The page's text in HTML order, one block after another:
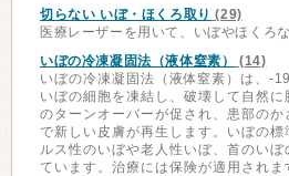
切らない いぼ・ほくろ取り (29)
医療レーザーを用いて、いぼやほくろ
いぼの冷凍凝固法（液体窒素）
(14)
いぼの冷凍凝固法（液体窒素）は、-
いぼの細胞を凍結し、破壊して自然
のターンオーバーが促され、患部のか
で新しい皮膚が再生します。いぼの標
ルス性のいぼや老人性いぼ、首のい
ています。治療には保険が適用され